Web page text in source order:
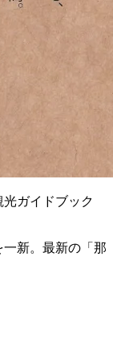
ガイドブック
新。最新の「那